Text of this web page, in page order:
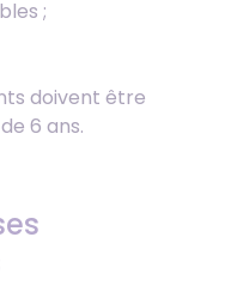
;
doivent être
6 ans.